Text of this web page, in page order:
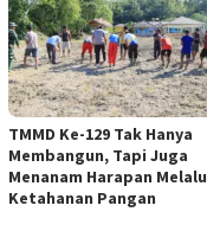
TMMD Ke-129 Tak Hanya
Membangun, Tapi Juga
Menanam Harapan
Ketahanan Pangan